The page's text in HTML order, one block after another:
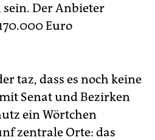
Der Anbieter
Euro
taz, dass es noch keine
Senat und Bezirken
ein Wörtchen
zentrale Orte: das